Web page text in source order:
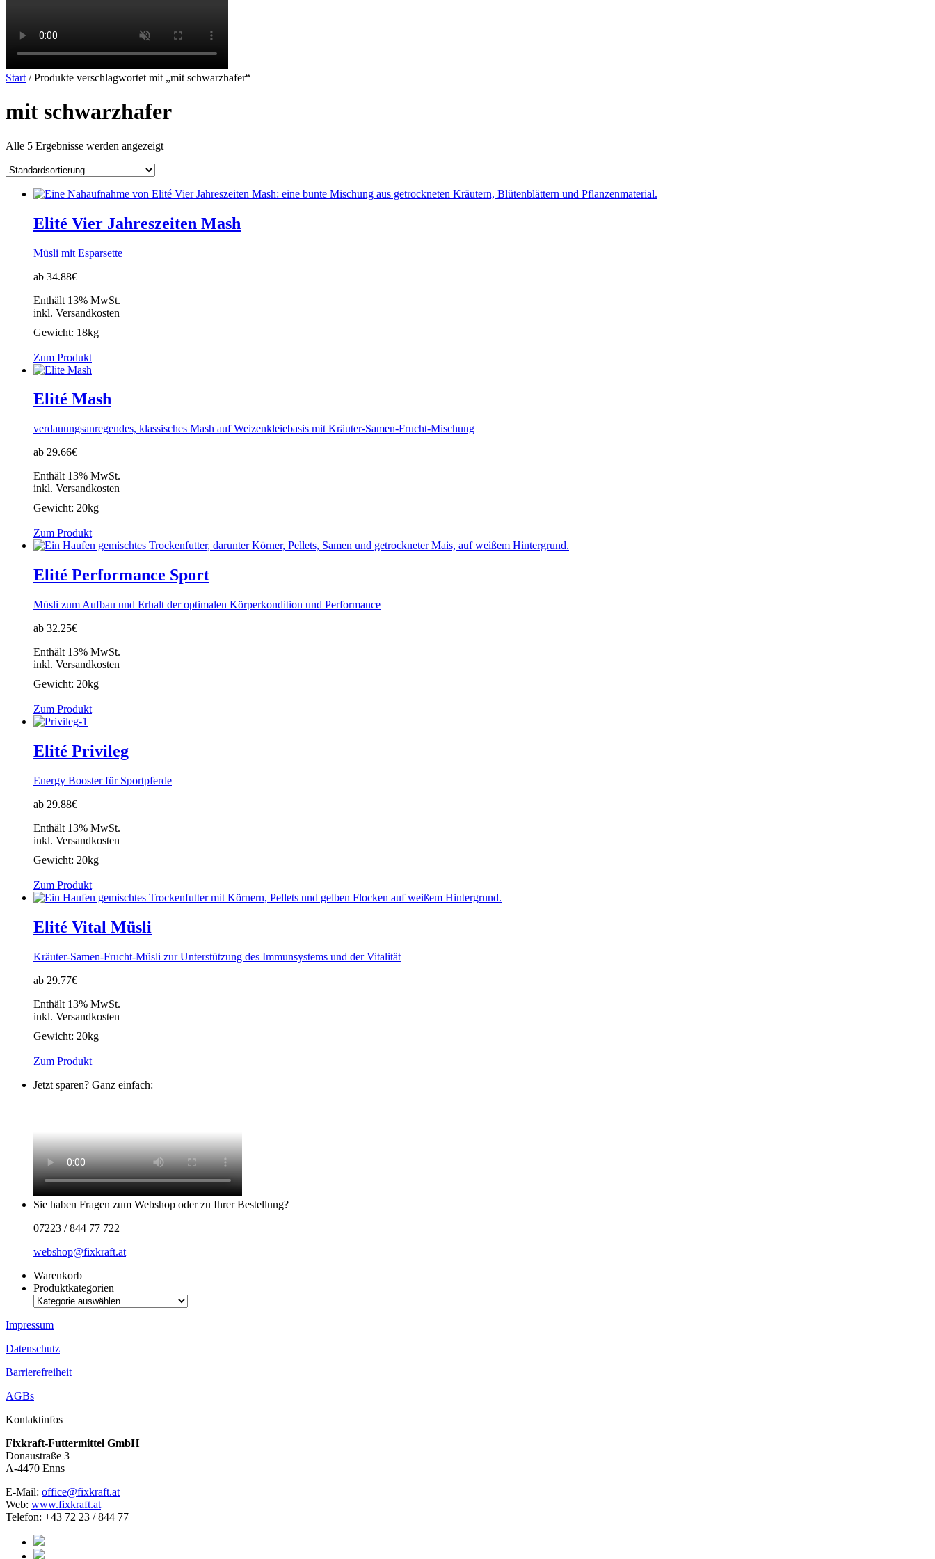
Start / Produkte verschlagwortet mit „mit schwarzhafer“
mit schwarzhafer
Alle 5 Ergebnisse werden angezeigt
Elité Vier Jahreszeiten Mash
Müsli mit Esparsette
ab 34.88€
Enthält 13% MwSt.
inkl. Versandkosten
Gewicht: 18kg
Zum Produkt
Elité Mash
verdauungsanregendes, klassisches Mash auf Weizenkleiebasis mit Kräuter-Samen-Frucht-Mischung
ab 29.66€
Enthält 13% MwSt.
inkl. Versandkosten
Gewicht: 20kg
Zum Produkt
Elité Performance Sport
Müsli zum Aufbau und Erhalt der optimalen Körperkondition und Performance
ab 32.25€
Enthält 13% MwSt.
inkl. Versandkosten
Gewicht: 20kg
Zum Produkt
Elité Privileg
Energy Booster für Sportpferde
ab 29.88€
Enthält 13% MwSt.
inkl. Versandkosten
Gewicht: 20kg
Zum Produkt
Elité Vital Müsli
Kräuter-Samen-Frucht-Müsli zur Unterstützung des Immunsystems und der Vitalität
ab 29.77€
Enthält 13% MwSt.
inkl. Versandkosten
Gewicht: 20kg
Zum Produkt
Jetzt sparen? Ganz einfach:
Sie haben Fragen zum Webshop oder zu Ihrer Bestellung?
07223 / 844 77 722
webshop@fixkraft.at
Warenkorb
Produktkategorien
Impressum
Datenschutz
Barrierefreiheit
AGBs
Kontaktinfos
Fixkraft-Futtermittel GmbH
Donaustraße 3
A-4470 Enns
E-Mail: office@fixkraft.at
Web: www.fixkraft.at
Telefon: +43 72 23 / 844 77